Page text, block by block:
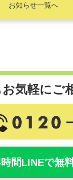
お知らせ一覧へ
お気軽にご
間LINEで無